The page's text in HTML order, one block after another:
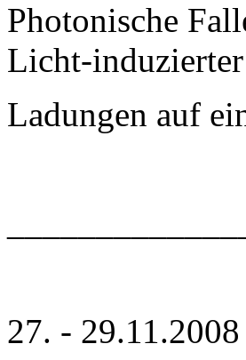
Photonische
Licht-induzierter
Ladungen auf
27. - 29.11.2008